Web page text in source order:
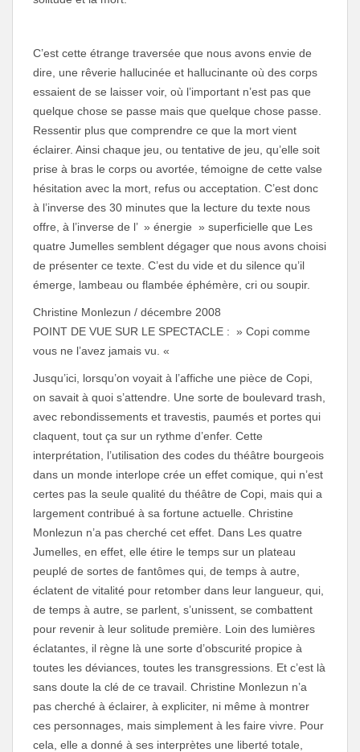
C’est cette étrange traversée que nous avons envie de
dire, une rêverie hallucinée et hallucinante où des corps
essaient de se laisser voir, où l’important n’est pas que
quelque chose se passe mais que quelque chose passe.
Ressentir plus que comprendre ce que la mort vient
éclairer. Ainsi chaque jeu, ou tentative de jeu, qu’elle soit
prise à bras le corps ou avortée, témoigne de cette valse
hésitation avec la mort, refus ou acceptation. C’est donc
à l’inverse des 30 minutes que la lecture du texte nous
offre, à l’inverse de l’ » énergie » superficielle que Les
quatre Jumelles semblent dégager que nous avons choisi
de présenter ce texte. C’est du vide et du silence qu’il
émerge, lambeau ou flambée éphémère, cri ou soupir.
Christine Monlezun / décembre 2008
POINT DE VUE SUR LE SPECTACLE : » Copi comme
vous ne l’avez jamais vu. «
Jusqu’ici, lorsqu’on voyait à l’affiche une pièce de Copi,
on savait à quoi s’attendre. Une sorte de boulevard trash,
avec rebondissements et travestis, paumés et portes qui
claquent, tout ça sur un rythme d’enfer. Cette
interprétation, l’utilisation des codes du théâtre bourgeois
dans un monde interlope crée un effet comique, qui n’est
certes pas la seule qualité du théâtre de Copi, mais qui a
largement contribué à sa fortune actuelle. Christine
Monlezun n’a pas cherché cet effet. Dans Les quatre
Jumelles, en effet, elle étire le temps sur un plateau
peuplé de sortes de fantômes qui, de temps à autre,
éclatent de vitalité pour retomber dans leur langueur, qui,
de temps à autre, se parlent, s’unissent, se combattent
pour revenir à leur solitude première. Loin des lumières
éclatantes, il règne là une sorte d’obscurité propice à
toutes les déviances, toutes les transgressions. Et c’est là
sans doute la clé de ce travail. Christine Monlezun n’a
pas cherché à éclairer, à expliciter, ni même à montrer
ces personnages, mais simplement à les faire vivre. Pour
cela, elle a donné à ses interprètes une liberté totale,